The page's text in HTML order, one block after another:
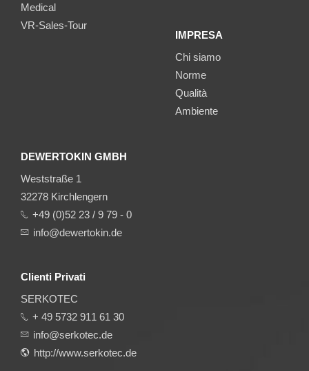
Medical
VR-Sales-Tour
IMPRESA
Chi siamo
Norme
Qualità
Ambiente
DEWERTOKIN GMBH
Weststraße 1
32278 Kirchlengern
+49 (0)52 23 / 9 79 - 0
info@dewertokin.de
Clienti Privati
SERKOTEC
+ 49 5732 911 61 30
info@serkotec.de
http://www.serkotec.de